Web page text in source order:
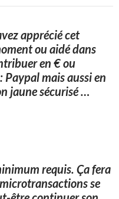
apprécié cet
ou aidé dans
en € ou
Paypal mais aussi en
jaune sécurisé…
requis. Ça fera
se